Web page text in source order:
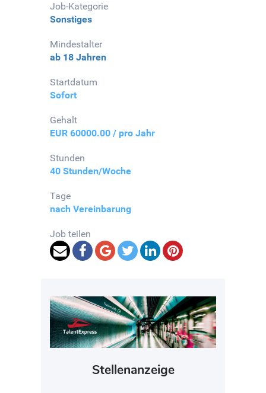
Job-Kategorie
Sonstiges
Mindestalter
ab 18 Jahren
Startdatum
Sofort
Gehalt
EUR 60000.00 / pro Jahr
Stunden
40 Stunden/Woche
Tage
nach Vereinbarung
Job teilen
Stellenanzeige